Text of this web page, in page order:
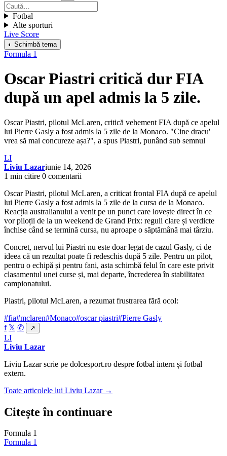
Fotbal
Alte sporturi
Live Score
◐ Schimbă tema
Formula 1
Oscar Piastri critică dur FIA
după un apel admis la 5 zile.
Oscar Piastri, pilotul McLaren, critică vehement FIA după ce apelul
lui Pierre Gasly a fost admis la 5 zile de la Monaco. "Cine dracu'
vrea să mai concureze așa?", a spus Piastri, punând sub semnul
LI
Liviu Lazariunie 14, 2026
1 min citire 0 comentarii
Oscar Piastri, pilotul McLaren, a criticat frontal FIA după ce apelul
lui Pierre Gasly a fost admis la 5 zile de la cursa de la Monaco.
Reacția australianului a venit pe un punct care lovește direct în ce
vor piloții de la un weekend de Grand Prix: reguli clare și verdicte
închise când se termină cursa, nu aproape o săptămână mai târziu.
Concret, nervul lui Piastri nu este doar legat de cazul Gasly, ci de
ideea că un rezultat poate fi redeschis după 5 zile. Pentru un pilot,
pentru o echipă și pentru fani, asta schimbă felul în care este privit
clasamentul unei curse și, mai departe, încrederea în stabilitatea
campionatului.
Piastri, pilotul McLaren, a rezumat frustrarea fără ocol:
#fia#mclaren#Monaco#oscar piastri#Pierre Gasly
f 𝕏 ✆ ↗
LI
Liviu Lazar
Liviu Lazar scrie pe dolcesport.ro despre fotbal intern și fotbal
extern.
Toate articolele lui Liviu Lazar →
Citește în continuare
Formula 1
Formula 1